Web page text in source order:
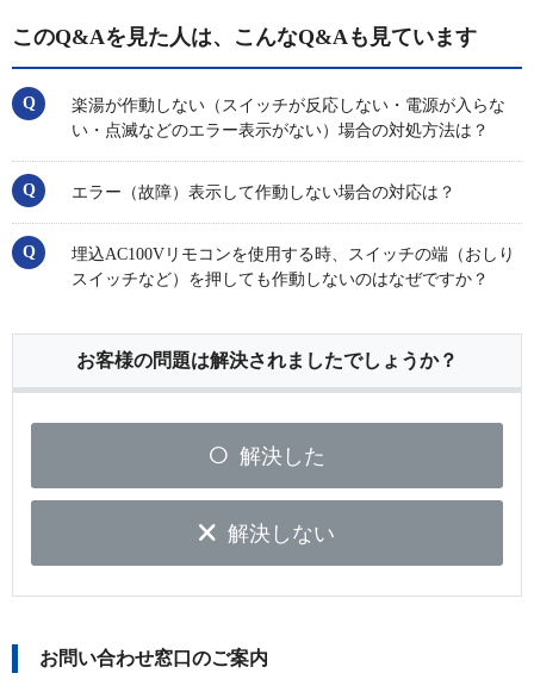
このQ&Aを見た人は、こんなQ&Aも見ています
楽湯が作動しない（スイッチが反応しない・電源が入らな
い・点滅などのエラー表示がない）場合の対処方法は？
エラー（故障）表示して作動しない場合の対応は？
埋込AC100Vリモコンを使用する時、スイッチの端（おしり
スイッチなど）を押しても作動しないのはなぜですか？
お客様の問題は解決されましたでしょうか？
解決した
解決しない
お問い合わせ窓口のご案内